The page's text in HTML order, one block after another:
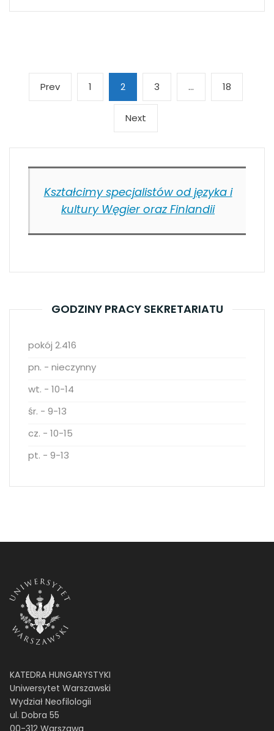
Stronicowanie
wpisów
PrevPrevious
page
Page
1 Page
2 Page
3 … Page
18
NextNext
page
Kształcimy specjalistów od języka i
kultury Węgier oraz Finlandii
GODZINY PRACY SEKRETARIATU
pokój 2.416
pn. - nieczynny
wt. - 10-14
śr. - 9-13
cz. - 10-15
pt. - 9-13
KATEDRA HUNGARYSTYKI
Uniwersytet Warszawski
Wydział Neofilologii
ul. Dobra 55
00-312 Warszawa